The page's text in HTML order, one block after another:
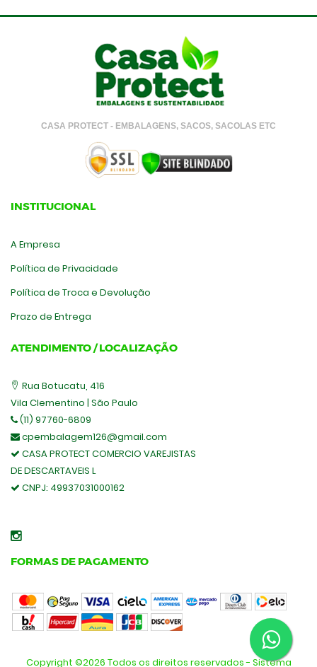
CASA PROTECT - EMBALAGENS, SACOS, SACOLAS ETC
INSTITUCIONAL
A Empresa
Política de Privacidade
Política de Troca e Devolução
Prazo de Entrega
ATENDIMENTO / LOCALIZAÇÃO
Rua Botucatu, 416
Vila Clementino | São Paulo
(11) 97760-6809
cpembalagem126@gmail.com
CASA PROTECT COMERCIO VAREJISTAS
DE DESCARTAVEIS L
CNPJ: 49937031000162
FORMAS DE PAGAMENTO
Copyright ©2026 Todos os direitos reservados - Sistema